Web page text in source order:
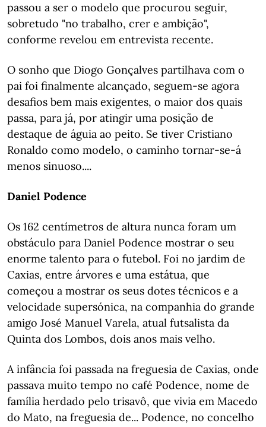
passou a ser o modelo que procurou seguir,
sobretudo "no trabalho, crer e ambição",
conforme revelou em entrevista recente.
O sonho que Diogo Gonçalves partilhava com o
pai foi finalmente alcançado, seguem-se agora
desafios bem mais exigentes, o maior dos quais
passa, para já, por atingir uma posição de
destaque de águia ao peito. Se tiver Cristiano
Ronaldo como modelo, o caminho tornar-se-á
menos sinuoso....
Daniel Podence
Os 162 centímetros de altura nunca foram um
obstáculo para Daniel Podence mostrar o seu
enorme talento para o futebol. Foi no jardim de
Caxias, entre árvores e uma estátua, que
começou a mostrar os seus dotes técnicos e a
velocidade supersónica, na companhia do grande
amigo José Manuel Varela, atual futsalista da
Quinta dos Lombos, dois anos mais velho.
A infância foi passada na freguesia de Caxias, onde
passava muito tempo no café Podence, nome de
família herdado pelo trisavô, que vivia em Macedo
do Mato, na freguesia de... Podence, no concelho